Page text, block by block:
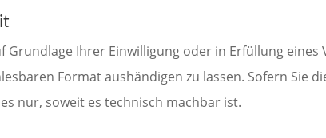
Grundlage Ihrer Einwilligung oder in Erfüllung
Format aushändigen zu lassen. Sofern Sie
nur, soweit es technisch machbar ist.